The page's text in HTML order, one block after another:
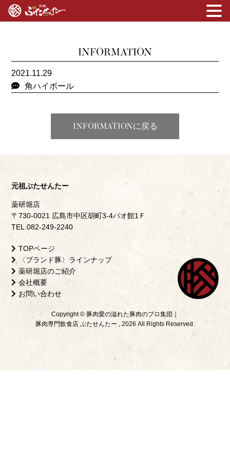
INFORMATION
2021.11.29
角ハイボール
INFORMATIONに戻る
元祖ぶたせんたー
薬研堀店
〒730-0021 広島市中区胡町3-4パオ館1Ｆ
TEL.082-249-2240
TOPページ
〈ブランド豚〉ラインナップ
薬研堀店のご紹介
会社概要
お問い合わせ
Copyright © 豚肉愛の溢れた豚肉のプロ集団｜
豚肉専門飲食店 ぶたせんたー , 2026 All Rights Reserved.